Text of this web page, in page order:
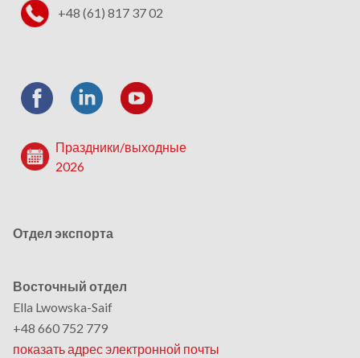
+48 (61) 817 37 02
Праздники/выходные
2026
Отдел экспорта
Восточный отдел
Ella Lwowska-Saif
+48 660 752 779
показать адрес электронной почты